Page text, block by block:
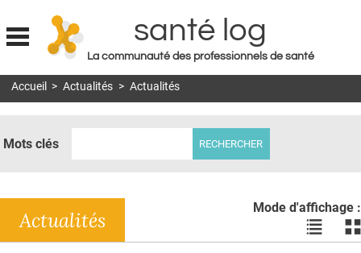
Jump to navigation
santé log
La communauté des professionnels de santé
MON COMPTE
DOSSIERS
RÉSEAUX
Accueil > Actualités > Actualités
Mots clés
Mode d'affichage :
Voir
les
les
Actualités